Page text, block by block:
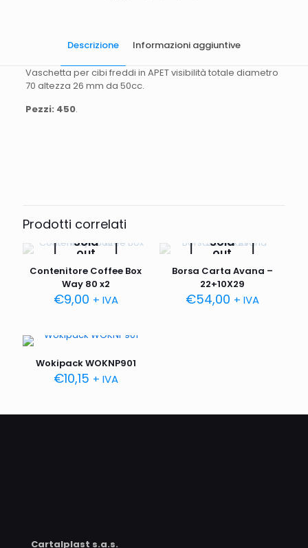
Descrizione Informazioni aggiuntive
Vaschetta per cibi freddi in APET visibilità totale diametro
70 altezza 26 mm da 50cc.
Pezzi: 450.
Prodotti correlati
Sold
out
Contenitore Coffee Box
Way 80 x2
€9,00 + IVA
Sold
out
Borsa Carta Avana –
22+10X29
€54,00 + IVA
Wokipack WOKNP901
€10,15 + IVA
Cartalplast s.a.s.